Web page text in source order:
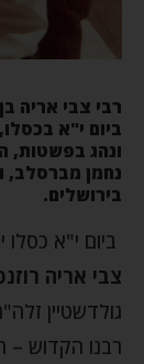
ביום י"א
ונהג בפשטות,
נחמן מברסלב,
בירושלים.
ביום י"א כסלו יחול
צבי אריה
גולדשטיין
רבנו הקדוש –